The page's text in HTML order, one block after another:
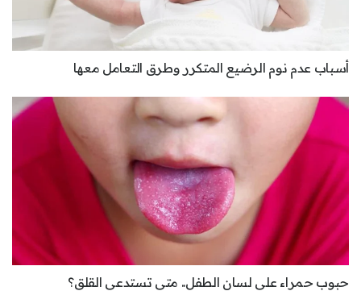
أسباب عدم نوم الرضيع المتكرر وطرق التعامل معها
حبوب حمراء على لسان الطفل.. متى تستدعي القلق؟